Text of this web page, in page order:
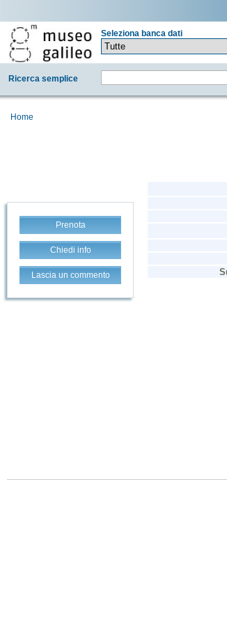
Seleziona banca dati
Ricerca semplice
Home
Prenota
Chiedi info
Lascia un commento